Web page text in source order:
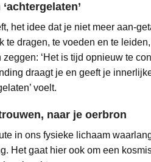
het idee dat je niet meer aan-
te dragen, te voeden en te
‘Het is tijd opnieuw te
draagt je en geeft je
voelt.
naar je oerbron
in ons fysieke lichaam
Het gaat hier ook om een